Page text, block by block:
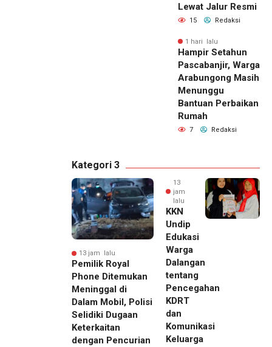
Lewat Jalur Resmi
15 Redaksi
1 hari lalu
Hampir Setahun
Pascabanjir, Warga
Arabungong Masih
Menunggu
Bantuan Perbaikan
Rumah
7 Redaksi
Kategori 3
13 jam lalu
Pemilik Royal
Phone Ditemukan
Meninggal di
Dalam Mobil, Polisi
Selidiki Dugaan
Keterkaitan
dengan Pencurian
13
jam
lalu
KKN
Undip
Edukasi
Warga
Dalangan
tentang
Pencegahan
KDRT
dan
Komunikasi
Keluarga